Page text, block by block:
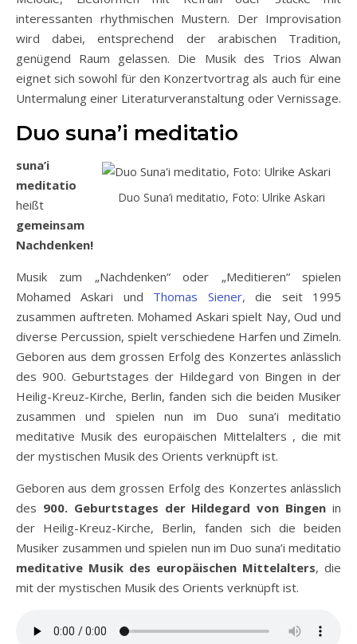
interessanten rhythmischen Mustern. Der Improvisation
wird dabei, entsprechend der arabischen Tradition,
genügend Raum gelassen. Die Musik des Trios Alwan
eignet sich sowohl für den Konzertvortrag als auch für eine
Untermalung einer Literaturveranstaltung oder Vernissage.
Duo suna’i meditatio
Duo Suna’i meditatio, Foto: Ulrike Askari
suna’i
meditatio
heißt
gemeinsam
Nachdenken!
Musik zum „Nachdenken“ oder „Meditieren“ spielen
Mohamed Askari und Thomas Siener, die seit 1995
zusammen auftreten. Mohamed Askari spielt Nay, Oud und
diverse Percussion, spielt verschiedene Harfen und Zimeln.
Geboren aus dem grossen Erfolg des Konzertes anlässlich
des 900. Geburtstages der Hildegard von Bingen in der
Heilig-Kreuz-Kirche, Berlin, fanden sich die beiden Musiker
zusammen und spielen nun im Duo suna’i meditatio
meditative Musik des europäischen Mittelalters , die mit
der mystischen Musik des Orients verknüpft ist.
Geboren aus dem grossen Erfolg des Konzertes anlässlich
des 900. Geburtstages der Hildegard von Bingen in
der Heilig-Kreuz-Kirche, Berlin, fanden sich die beiden
Musiker zusammen und spielen nun im Duo suna’i meditatio
meditative Musik des europäischen Mittelalters, die
mit der mystischen Musik des Orients verknüpft ist.